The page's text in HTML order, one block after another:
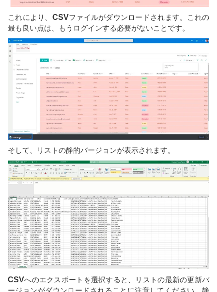
これにより、 CSVファイルがダウンロードされます。これの
最も良い点は、もうログインする必要がないことです。
そして、リストの静的バージョンが表示されます。
CSVへのエクスポートを選択すると、リストの最新の更新バ
ージョンがダウンロードされることに注意してください。静